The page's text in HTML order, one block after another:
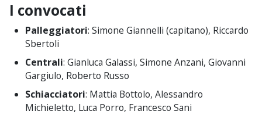
I convocati
Palleggiatori: Simone Giannelli (capitano), Riccardo
Sbertoli
Centrali: Gianluca Galassi, Simone Anzani, Giovanni
Gargiulo, Roberto Russo
Schiacciatori: Mattia Bottolo, Alessandro
Michieletto, Luca Porro, Francesco Sani